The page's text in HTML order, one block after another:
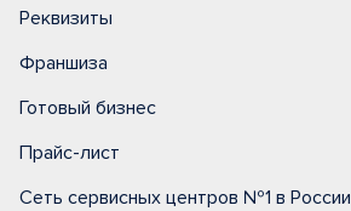
Реквизиты
Франшиза
Готовый бизнес
Прайс-лист
Сеть сервисных центров №1 в России